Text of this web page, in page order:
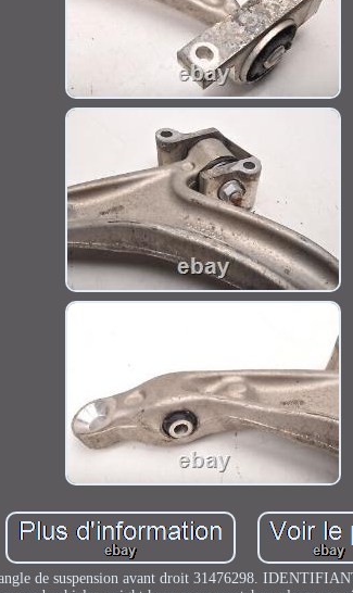
de suspension avant droit 31476298.